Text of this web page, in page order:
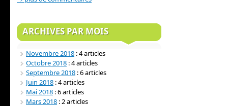
ARCHIVES PAR MOIS
Novembre 2018 : 4 articles
Octobre 2018 : 4 articles
Septembre 2018 : 6 articles
Juin 2018 : 4 articles
Mai 2018 : 6 articles
Mars 2018 : 2 articles